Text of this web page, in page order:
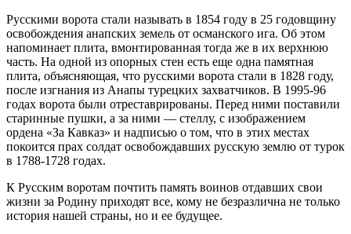
Русскими ворота стали называть в 1854 году в 25 годовщину
освобождения анапских земель от османского ига. Об этом
напоминает плита, вмонтированная тогда же в их верхнюю
часть. На одной из опорных стен есть еще одна памятная
плита, объясняющая, что русскими ворота стали в 1828 году,
после изгнания из Анапы турецких захватчиков. В 1995-96
годах ворота были отреставрированы. Перед ними поставили
старинные пушки, а за ними ― стеллу, с изображением
ордена «За Кавказ» и надписью о том, что в этих местах
покоится прах солдат освобождавших русскую землю от турок
в 1788-1728 годах.
К Русским воротам почтить память воинов отдавших свои
жизни за Родину приходят все, кому не безразлична не только
история нашей страны, но и ее будущее.